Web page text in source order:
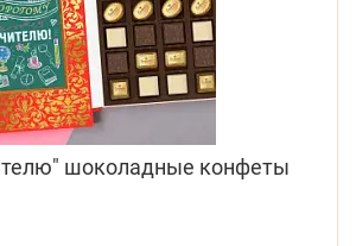
шоколадные конфеты